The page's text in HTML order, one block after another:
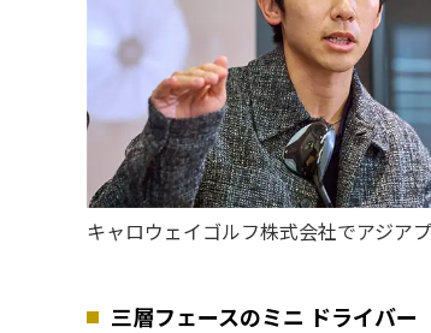
キャロウェイゴルフ株式会社でアジア
三層フェースのミニ ドライバー